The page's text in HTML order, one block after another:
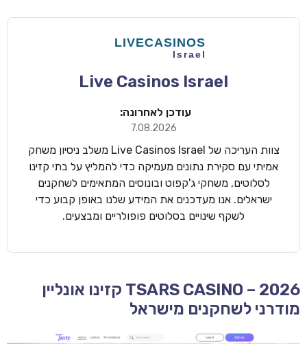
Live Casinos Israel
עודכן לאחרונה:
7.08.2026
צוות העריכה של Live Casinos Israel משלב ניסיון משחק
אמיתי עם סקירת נתונים מעמיקה כדי להמליץ על בתי קזינו
לסלוטים, משחקי ג'קפוט ובונוסים המתאימים לשחקנים
ישראלים. אנו מעדכנים את המידע שלנו באופן קבוע כדי
לשקף שינויים בסלוטים פופולריים ומבצעים.
TSARS CASINO – 2026 קזינו אונליין
מודרני לשחקנים מישראל